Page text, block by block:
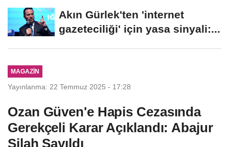
Akın Gürlek'ten 'internet
gazeteciliği' için yasa sinyali:...
MAGAZIN
Yayınlanma: 22 Temmuz 2025 - 17:28
Ozan Güven'e Hapis Cezasında
Gerekçeli Karar Açıklandı: Abajur
Silah Sayıldı